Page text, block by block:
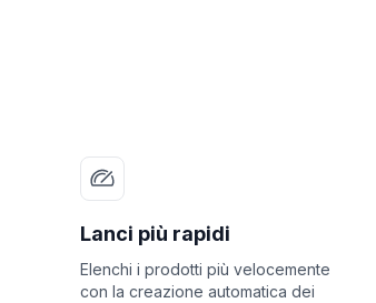
Lanci più rapidi
Elenchi i prodotti più velocemente
con la creazione automatica dei